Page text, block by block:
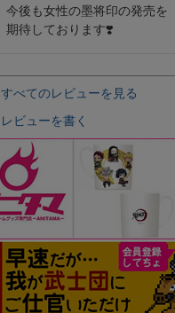
今後も女性の墨将印の発売を
期待しております❣️
すべてのレビューを見る
レビューを書く